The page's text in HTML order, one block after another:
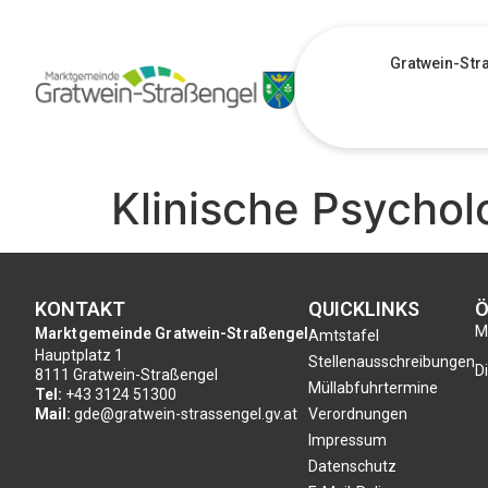
Gratwein-
Klinische
KONTAKT
Marktgemeinde Gratwein-Straßengel
Hauptplatz 1
8111 Gratwein-Straßengel
Tel: +43 3124 51300
Mail: gde@gratwein-strassengel.gv.at
QUICKLINKS
Amtstafel
Stellenausschreibungen
Müllabfuhrtermine
Verordnungen
Impressum
Datenschutz